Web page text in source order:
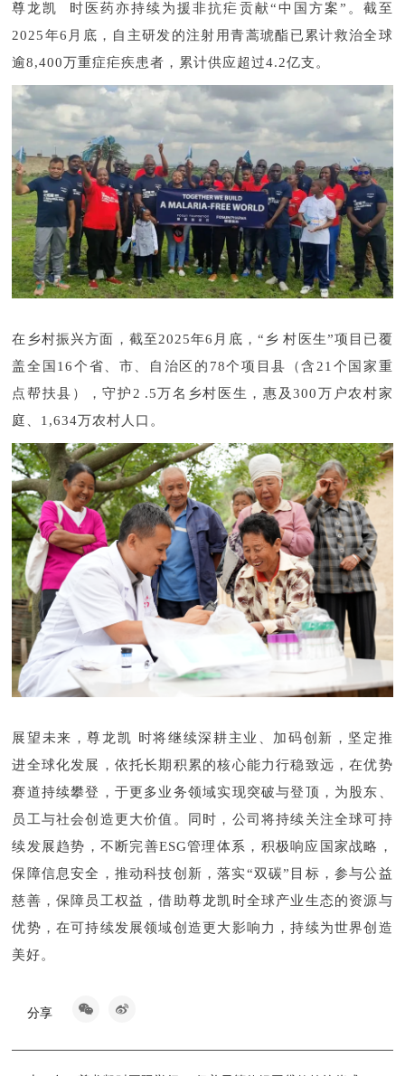
尊龙凯时医药亦持续为援非抗疟贡献“中国方案”。截至
2025年6月底，自主研发的注射用青蒿琥酯已累计救治全球
逾8,400万重症疟疾患者，累计供应超过4.2亿支。
在乡村振兴方面，截至2025年6月底，“乡村医生”项目已覆
盖全国16个省、市、自治区的78个项目县（含21个国家重
点帮扶县），守护2.5万名乡村医生，惠及300万户农村家
庭、1,634万农村人口。
展望未来，尊龙凯时将继续深耕主业、加码创新，坚定推
进全球化发展，依托长期积累的核心能力行稳致远，在优势
赛道持续攀登，于更多业务领域实现突破与登顶，为股东、
员工与社会创造更大价值。同时，公司将持续关注全球可持
续发展趋势，不断完善ESG管理体系，积极响应国家战略，
保障信息安全，推动科技创新，落实“双碳”目标，参与公益
慈善，保障员工权益，借助尊龙凯时全球产业生态的资源与
优势，在可持续发展领域创造更大影响力，持续为世界创造
美好。
分享